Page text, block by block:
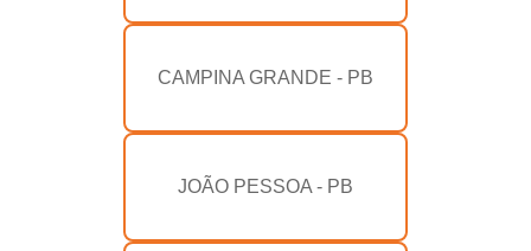
CAMPINA GRANDE - PB
JOÃO PESSOA - PB